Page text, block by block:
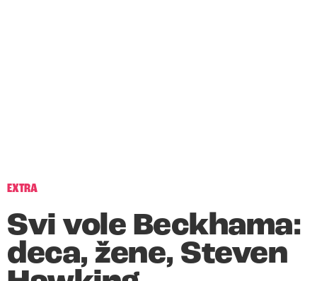
EXTRA
Svi vole Beckhama:
deca, žene, Steven